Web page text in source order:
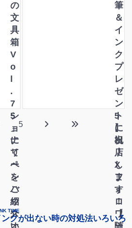
ス
オ
リ
ジ
ナ
ル
テ
ー
シ
ョ
ナ
リ
ー
を
ご
紹
介
い
ル
ペ
ン
シ
ョ
ー
2
0
2
5
に
出
店
し
ま
す
！
【
随
の
文
具
箱
V
o
.
7
5
」
に
て
ペ
ン
ハ
ウ
ス
オ
筆
＆
イ
ン
ク
プ
レ
ゼ
ン
ト
】
祝
！
X
フ
ォ
ロ
ワ
ー
5